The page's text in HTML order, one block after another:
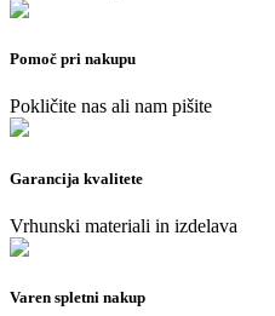
Pomoč pri nakupu
Pokličite nas ali nam pišite
Garancija kvalitete
Vrhunski materiali in izdelava
Varen spletni nakup